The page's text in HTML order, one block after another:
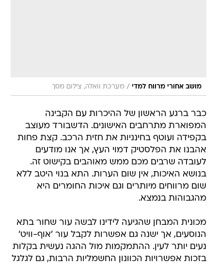
מושב אחורי מרווח למדי / מערכת וואלה, צילום מסך
כבר ברגע הראשון של ההיכרות עם הקבינה
המפוארת מתרחבים האישונים. הדשבורד מעוצב
בקפידה ועוטף בחינניות את חזית הרכב. קצת פחות
אהבנו את הפלסטיק דמוי העץ, אך אנו מודעים
לעובדה שרבים מכם ממש מאוהבים בקישוט זה.
בנושא האיכות, אין שום הערות. התא בנוי היטב ללא
שום מרווחים מיותרים וגם איכות החומרים היא
מהגבוהות בנמצא.
מכונית המבחן שהגיעה לידינו לבשה עור שחור בתא
הנוסעים, אך ישנה גם אפשרות לקבל עור 'אוף-וויט'
נעים יותר לעין. ההתמקמות מול ההגה נעשית בקלות
בזכות אפשרויות הכוונון החשמליות הרבות, גם לגלגל